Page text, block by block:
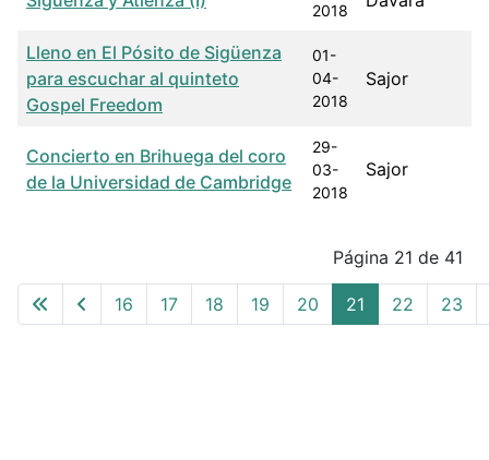
2018
Lleno en El Pósito de Sigüenza
para escuchar al quinteto
Gospel Freedom
01-
04-
2018
Sajor
Concierto en Brihuega del coro
de la Universidad de Cambridge
29-
03-
2018
Sajor
Página 21 de 41
16 17 18 19 20 21 22 23